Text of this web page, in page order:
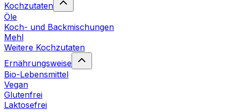
Kochzutaten
Öle
Koch- und Backmischungen
Mehl
Weitere Kochzutaten
Ernährungsweise
Bio-Lebensmittel
Vegan
Glutenfrei
Laktosefrei